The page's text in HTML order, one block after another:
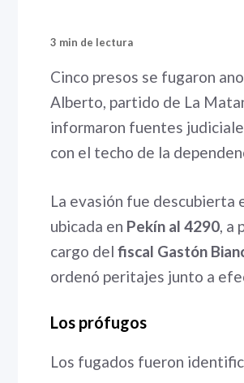
3 min de lectura
Cinco presos se fugaron
Alberto, partido de La
informaron fuentes
con el techo de la
La evasión fue descubierta
ubicada en Pekín al 4290 ,
cargo del fiscal Gastón
ordenó peritajes junto a
Los prófugos
Los fugados fueron